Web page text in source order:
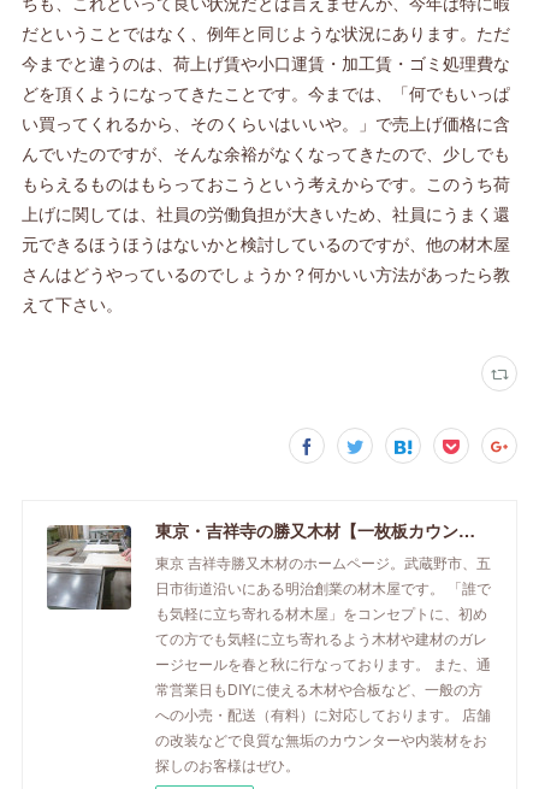
だということではなく、例年と同じような状況にあります。ただ
今までと違うのは、荷上げ賃や小口運賃・加工賃・ゴミ処理費な
どを頂くようになってきたことです。今までは、「何でもいっぱ
い買ってくれるから、そのくらいはいいや。」で売上げ価格に含
んでいたのですが、そんな余裕がなくなってきたので、少しでも
もらえるものはもらっておこうという考えからです。このうち荷
上げに関しては、社員の労働負担が大きいため、社員にうまく還
元できるほうほうはないかと検討しているのですが、他の材木屋
さんはどうやっているのでしょうか？何かいい方法があったら教
えて下さい。
東京・吉祥寺の勝又木材【一枚板カウンター】
東京 吉祥寺勝又木材のホームページ。武蔵野市、五
日市街道沿いにある明治創業の材木屋です。 「誰で
も気軽に立ち寄れる材木屋」をコンセプトに、初め
ての方でも気軽に立ち寄れるよう木材や建材のガレ
ージセールを春と秋に行なっております。 また、通
常営業日もDIYに使える木材や合板など、一般の方
への小売・配送（有料）に対応しております。 店舗
の改装などで良質な無垢のカウンターや内装材をお
探しのお客様はぜひ。